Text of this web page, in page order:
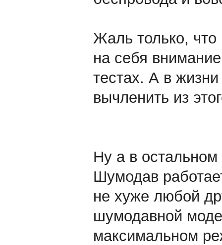
Жаль только, что
на себя
тестах. А в
вычленить из
Ну а в
Шумодав
не хуже любой
шумодавной
максимальном